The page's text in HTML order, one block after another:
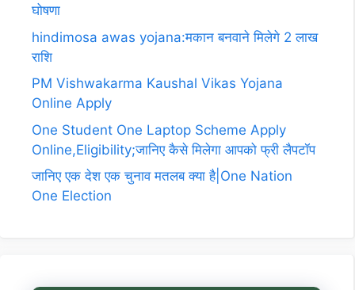
घोषणा
hindimosa awas yojana:मकान बनवाने मिलेगे 2 लाख
राशि
PM Vishwakarma Kaushal Vikas Yojana
Online Apply
One Student One Laptop Scheme Apply
Online,Eligibility;जानिए कैसे मिलेगा आपको फ्री लैपटॉप
जानिए एक देश एक चुनाव मतलब क्या है|One Nation
One Election